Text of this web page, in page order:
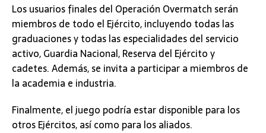
Los usuarios finales del Operación Overmatch serán
miembros de todo el Ejército, incluyendo todas las
graduaciones y todas las especialidades del servicio
activo, Guardia Nacional, Reserva del Ejército y
cadetes. Además, se invita a participar a miembros de
la academia e industria.
Finalmente, el juego podría estar disponible para los
otros Ejércitos, así como para los aliados.